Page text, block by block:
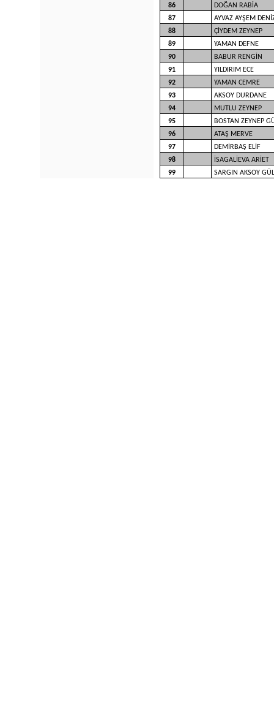
86
DOĞAN RABİA
87
AYVAZ AYŞEM
88
ÇİYDEM ZEYNEP
89
YAMAN DEFNE
90
BABUR RENGİN
91
YILDIRIM ECE
92
YAMAN CEMRE
93
AKSOY DURDANE
94
MUTLU ZEYNEP
95
BOSTAN ZEYNEP
96
ATAŞ MERVE
97
DEMİRBAŞ ELİF
98
İSAGALİEVA ARİET
99
SARGIN AKSOY